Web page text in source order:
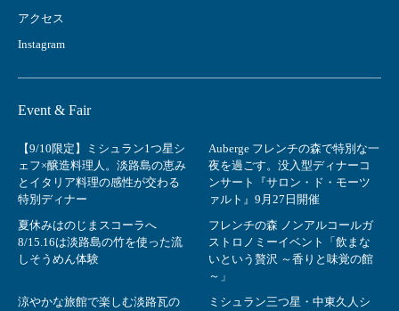
アクセス
Instagram
Event & Fair
【9/10限定】ミシュラン1つ星シ
ェフ×醸造料理人。淡路島の恵み
とイタリア料理の感性が交わる
特別ディナー
Auberge フレンチの森で特別な一
夜を過ごす。没入型ディナーコ
ンサート『サロン・ド・モーツ
ァルト』9月27日開催
夏休みはのじまスコーラへ
8/15.16は淡路島の竹を使った流
しそうめん体験
フレンチの森 ノンアルコールガ
ストロノミーイベント「飲まな
いという贅沢 ～香りと味覚の館
～」
涼やかな旅館で楽しむ淡路瓦の
ミシュラン三つ星・中東久人シ